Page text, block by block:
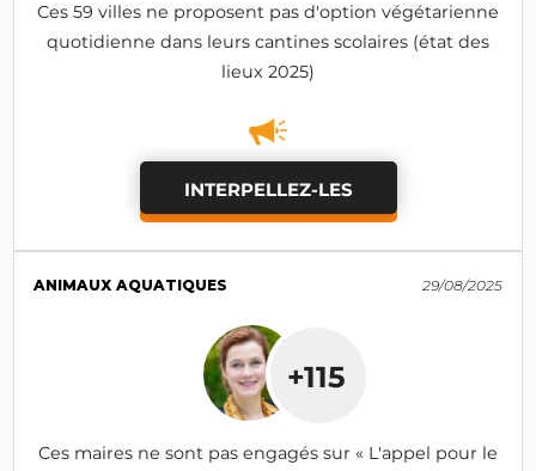
Ces 59 villes ne proposent pas d'option végétarienne
quotidienne dans leurs cantines scolaires (état des
lieux 2025)
INTERPELLEZ-LES
ANIMAUX AQUATIQUES 29/08/2025
+115
Ces maires ne sont pas engagés sur « L'appel pour le